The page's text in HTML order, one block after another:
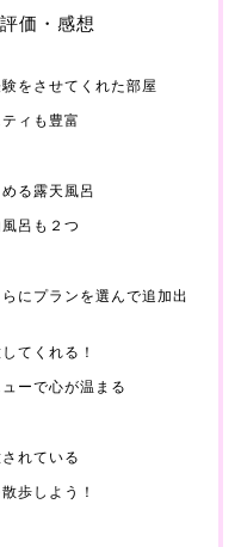
価・感想
をさせてくれた部屋
ィも豊富
る露天風呂
呂も２つ
にプランを選んで追加出
てくれる！
ーで心が温まる
れている
歩しよう！